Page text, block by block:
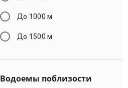
До 1000 м
До 1500 м
Водоемы поблизости